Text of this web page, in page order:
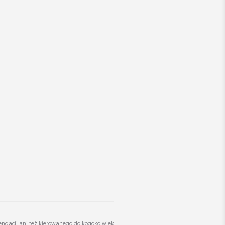
ani też kierowanego do kogokolwiek